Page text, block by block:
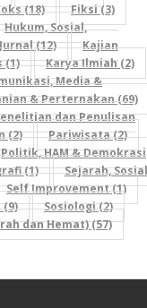
(18)
Fiksi (3)
Hukum, Sosial,
Jurnal (12)
Kajian
(1)
Karya Ilmiah (2)
Media &
& Perternakan (69)
dan Penulisan
(2)
Pariwisata (2)
Politik, HAM & Demokrasi
(1)
Sejarah,
Self Improvement (1)
(9)
Sosiologi (2)
dan Hemat) (57)